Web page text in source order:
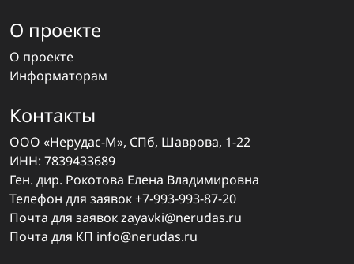
О проекте
О проекте
Информаторам
Контакты
ООО «Нерудас-М», СПб, Шаврова, 1-22
ИНН: 7839433689
Ген. дир. Рокотова Елена Владимировна
Телефон для заявок+7-993-993-87-20
Почта для заявокzayavki@nerudas.ru
Почта для КП info@nerudas.ru